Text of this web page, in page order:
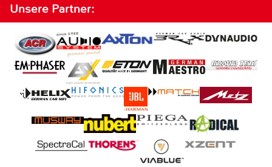
Unsere Partner: